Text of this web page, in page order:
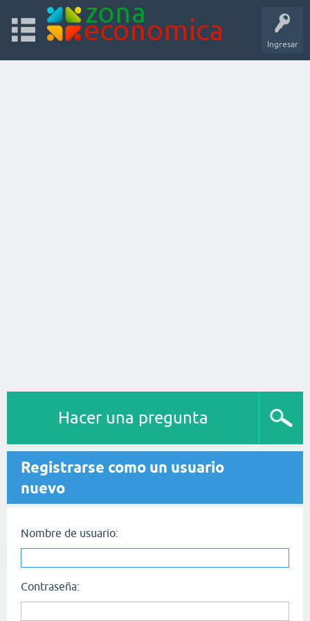
Ingresar
Hacer una pregunta
Registrarse como un usuario
nuevo
Nombre de usuario:
Contraseña: